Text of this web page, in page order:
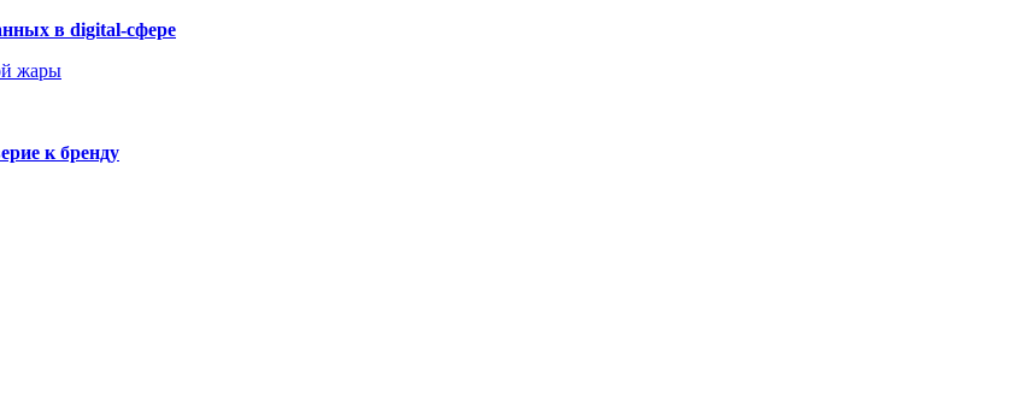
в digital-сфере
жары
к бренду